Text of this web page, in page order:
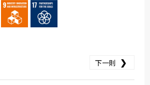
SDG15
SDG16
下一則 ❯